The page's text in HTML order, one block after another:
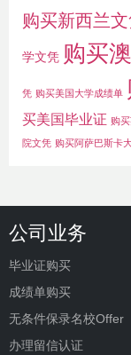
购买新西兰
学文凭 购买
凭 购买美国大学成绩单
买美国毕业证 购
院文凭 购买阿萨巴斯卡
公司业务
毕业证购买
成绩单购买
无条件保录名校Offer
办理留信认证